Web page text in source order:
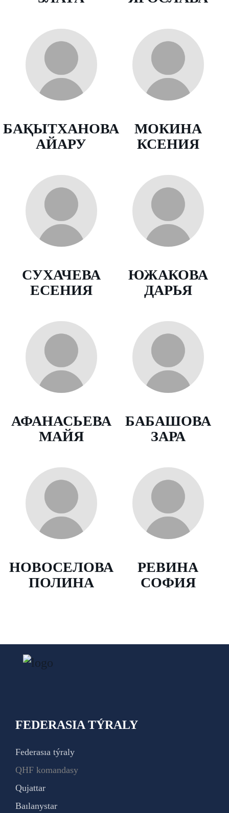
БАҚЫТХАНОВА
АЙАРУ
МОКИНА
КСЕНИЯ
СУХАЧЕВА
ЕСЕНИЯ
ЮЖАКОВА
ДАРЬЯ
АФАНАСЬЕВА
МАЙЯ
БАБАШОВА
ЗАРА
НОВОСЕЛОВА
ПОЛИНА
РЕВИНА
СОФИЯ
FEDERASIA TÝRALY
Federasıa týraly
QHF komandasy
Qujattar
Baılanystar